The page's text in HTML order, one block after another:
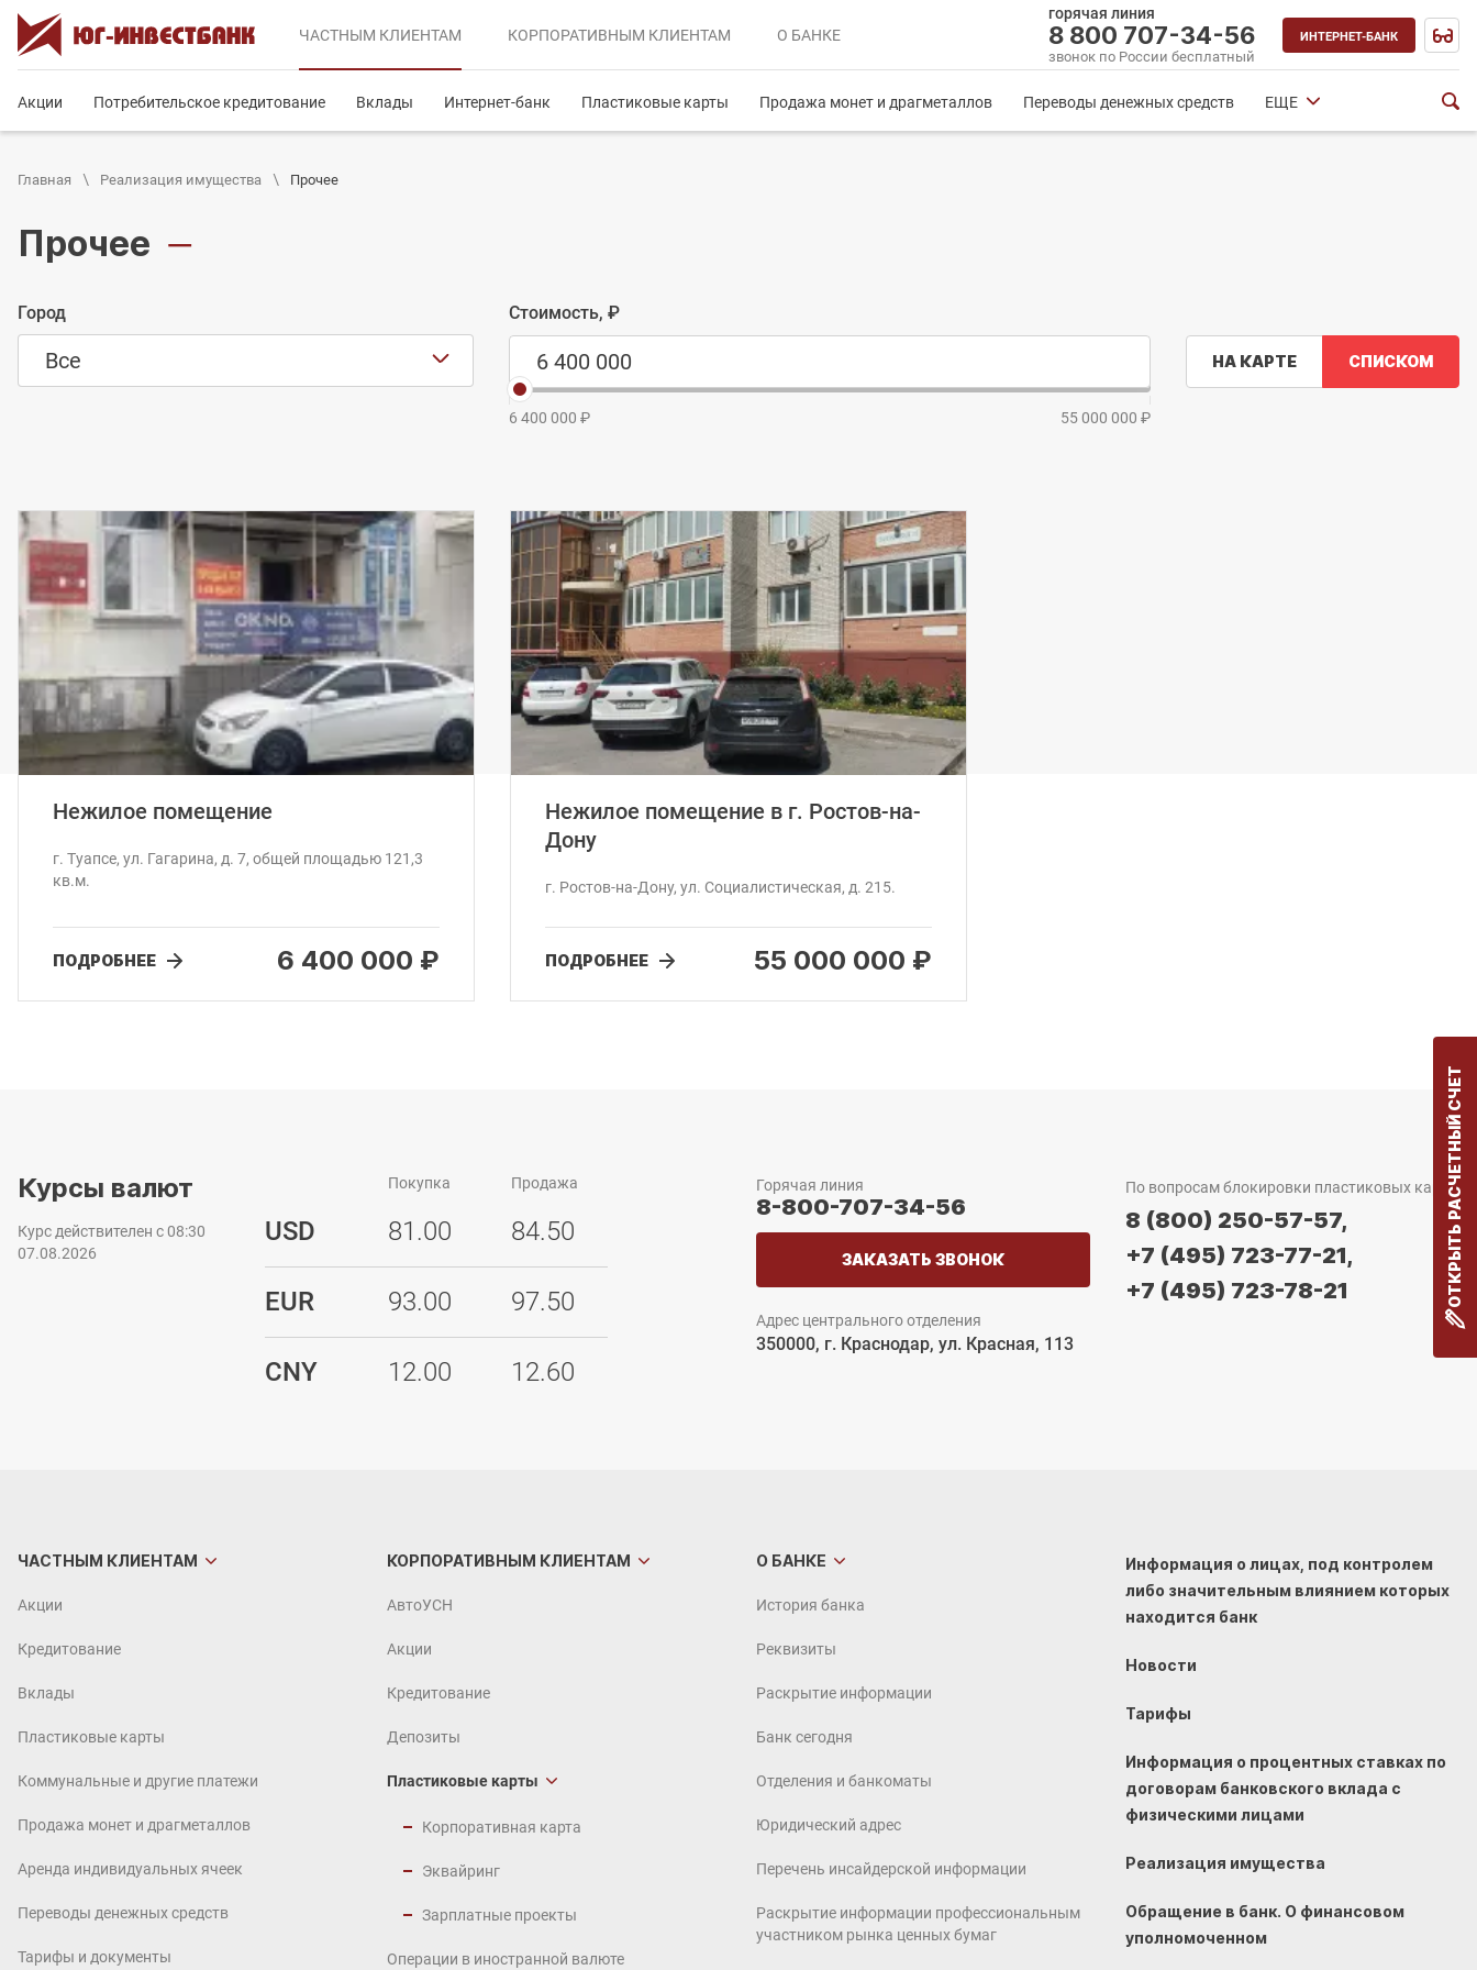
ЧАСТНЫМ КЛИЕНТАМ КОРПОРАТИВНЫМ КЛИЕНТАМ О БАНКЕ
горячая линия
8 800 707-34-56
звонок по России бесплатный
ИНТЕРНЕТ-БАНК
Акции Потребительское кредитование Вклады Интернет-банк Пластиковые карты Продажа монет и драгметаллов Переводы денежных средств ЕЩЕ
Главная Реализация имущества Прочее
Прочее —
Город
Все
Стоимость, ₽
6 400 000 ₽ 55 000 000 ₽
НА КАРТЕ СПИСКОМ
Нежилое помещение
г. Туапсе, ул. Гагарина, д. 7, общей площадью 121,3
кв.м.
ПОДРОБНЕЕ 6 400 000 ₽
Нежилое помещение в г. Ростов-на-
Дону
г. Ростов-на-Дону, ул. Социалистическая, д. 215.
ПОДРОБНЕЕ 55 000 000 ₽
ОТКРЫТЬ РАСЧЕТНЫЙ СЧЕТ
Курсы валют
Курс действителен с 08:30
07.08.2026
USD
Покупка
81.00
Продажа
84.50
EUR 93.00 97.50
CNY 12.00 12.60
Горячая линия
8-800-707-34-56
ЗАКАЗАТЬ ЗВОНОК
Адрес центрального отделения
350000, г. Краснодар, ул. Красная, 113
По вопросам блокировки пластиковых карт:
8 (800) 250-57-57,
+7 (495) 723-77-21,
+7 (495) 723-78-21
ЧАСТНЫМ КЛИЕНТАМ
Акции
Кредитование
Вклады
Пластиковые карты
Коммунальные и другие платежи
Продажа монет и драгметаллов
Аренда индивидуальных ячеек
Переводы денежных средств
Тарифы и документы
КОРПОРАТИВНЫМ КЛИЕНТАМ
АвтоУСН
Акции
Кредитование
Депозиты
Пластиковые карты
Корпоративная карта
Эквайринг
Зарплатные проекты
Операции в иностранной валюте
О БАНКЕ
История банка
Реквизиты
Раскрытие информации
Банк сегодня
Отделения и банкоматы
Юридический адрес
Перечень инсайдерской информации
Раскрытие информации профессиональным
участником рынка ценных бумаг
Информация о лицах, под контролем
либо значительным влиянием которых
находится банк
Новости
Тарифы
Информация о процентных ставках по
договорам банковского вклада с
физическими лицами
Реализация имущества
Обращение в банк. О финансовом
уполномоченном